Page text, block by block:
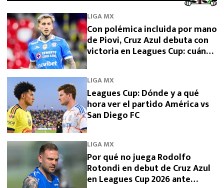
LIGA MX
Con polémica incluida por mano
de Piovi, Cruz Azul debuta con
victoria en Leagues Cup: cuándo
LIGA MX
Leagues Cup: Dónde y a qué
hora ver el partido América vs
San Diego FC
LIGA MX
Por qué no juega Rodolfo
Rotondi en debut de Cruz Azul
en Leagues Cup 2026 ante